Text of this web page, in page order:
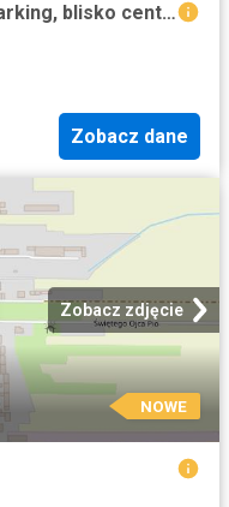
Kawalerka 25 m² z aneksem, parking, blisko centrum
Zobacz dane
Zobacz zdjęcie
NOWE